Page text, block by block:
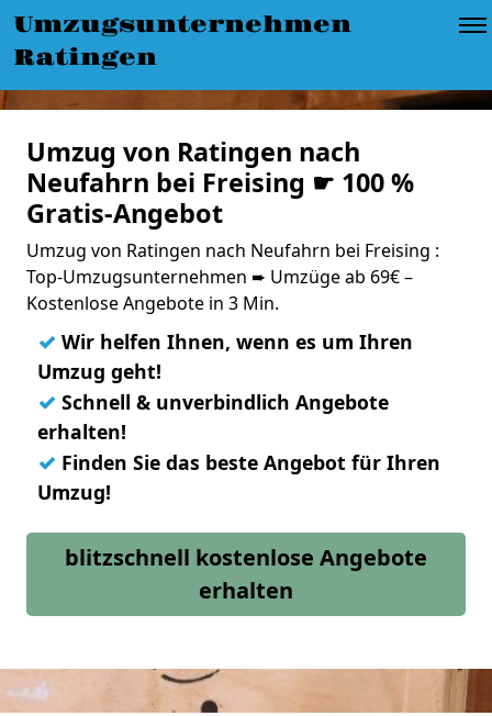
Umzugsunternehmen
Ratingen
Umzug von Ratingen nach
Neufahrn bei Freising ☛ 100 %
Gratis-Angebot
Umzug von Ratingen nach Neufahrn bei Freising :
Top-Umzugsunternehmen ➨ Umzüge ab 69€ –
Kostenlose Angebote in 3 Min.
✓ Wir helfen Ihnen, wenn es um Ihren
Umzug geht!
✓ Schnell & unverbindlich Angebote
erhalten!
✓ Finden Sie das beste Angebot für Ihren
Umzug!
blitzschnell kostenlose Angebote
erhalten